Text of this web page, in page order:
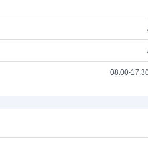
08:00-